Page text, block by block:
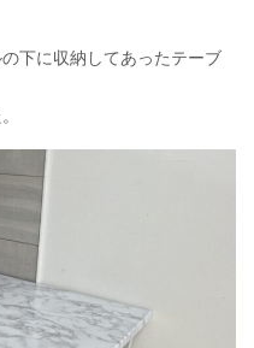
下に収納してあったテーブ